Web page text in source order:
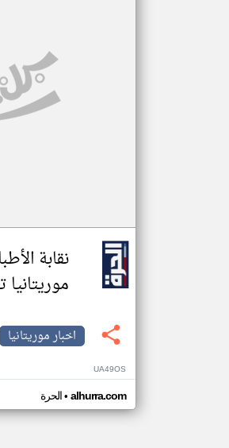
نقابة
اخبار موريتانيا
UA49OS
الحرة• alhurra.com